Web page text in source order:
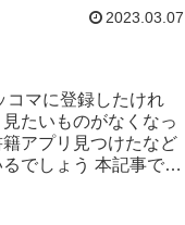
2023.03.07
コマに登録したけれ
たいものがなくなっ
アプリ見つけたなど
でしょう 本記事では